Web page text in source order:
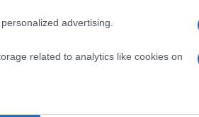
advertising.
related to analytics like cookies on
av beskedet att vår
lagd för att låta
falanger,
men bestämt avfärda ALLA
något djupare ligger bakom
för föreningen i alla